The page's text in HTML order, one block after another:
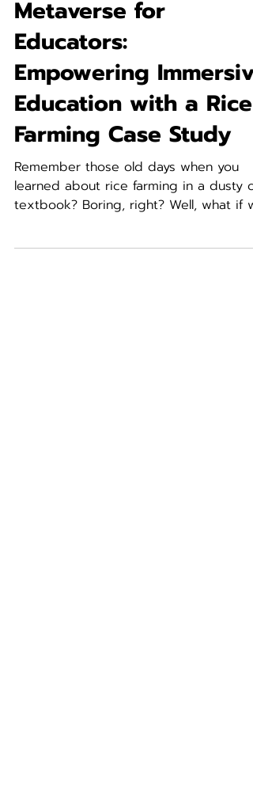
ฐิติกร พูลภัทรชีวิน
Feb 15, 2023
4 min read
Metaverse for
Educators:
Empowering Immersive
Education with a Rice
Farming Case Study
learned about rice farming in a dusty